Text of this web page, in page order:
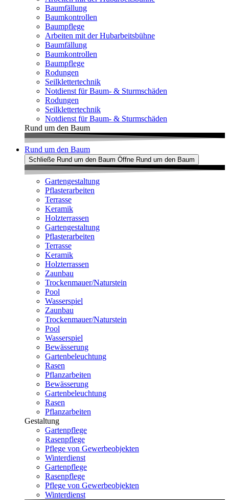
Baumfällung
Baumkontrollen
Baumpflege
Arbeiten mit der Hubarbeitsbühne
Baumfällung
Baumkontrollen
Baumpflege
Rodungen
Seilklettertechnik
Notdienst für Baum- & Sturmschäden
Rodungen
Seilklettertechnik
Notdienst für Baum- & Sturmschäden
Rund um den Baum
Rund um den Baum
Schließe Rund um den Baum Öffne Rund um den Baum
Gartengestaltung
Pflasterarbeiten
Terrasse
Keramik
Holzterrassen
Gartengestaltung
Pflasterarbeiten
Terrasse
Keramik
Holzterrassen
Zaunbau
Trockenmauer/Naturstein
Pool
Wasserspiel
Zaunbau
Trockenmauer/Naturstein
Pool
Wasserspiel
Bewässerung
Gartenbeleuchtung
Rasen
Pflanzarbeiten
Bewässerung
Gartenbeleuchtung
Rasen
Pflanzarbeiten
Gestaltung
Gartenpflege
Rasenpflege
Pflege von Gewerbeobjekten
Winterdienst
Gartenpflege
Rasenpflege
Pflege von Gewerbeobjekten
Winterdienst